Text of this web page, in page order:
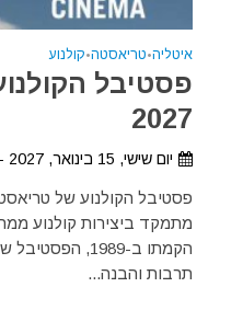
איטליה•טריאסטה•קולנוע
פסטיבל
2027
יום שישי, 15 בינואר, 2027 - יום שבת, 23 בינואר, 2027
פסטיבל הקולנוע של
מתמקד ביצירות קולנוע
הקמתו ב-1989,
תרבות והבנה...